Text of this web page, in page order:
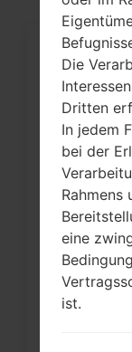
Wie
auf...
Die
Dritten
In jedem
bei der
Rahmens
eine
ist.